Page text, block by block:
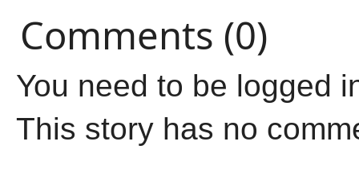
Comments (0)
You need to be logged
This story has no